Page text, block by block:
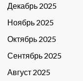
Декабрь 2025
Ноябрь 2025
Октябрь 2025
Сентябрь 2025
Август 2025